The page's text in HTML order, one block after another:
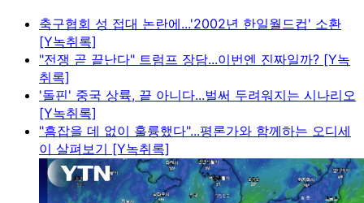
축구협회 성 접대 논란에...'2002년 한일월드컵' 소환
[Y녹취록]
"전쟁 곧 끝난다" 트럼프 장담...이번엔 진짜일까? [Y녹
취록]
'돌핀' 중국 상륙, 끝 아니다...벌써 두려워지는 시나리오
[Y녹취록]
"흠잡을 데 없이 훌륭했다"...평론가와 함께하는 오디세
이 살펴보기 [Y녹취록]